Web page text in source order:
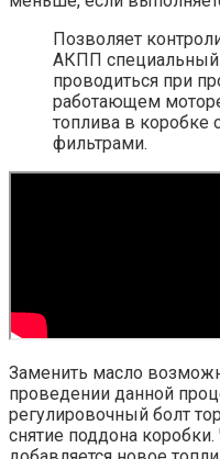
Позволяет
АКПП
проводиться при
работающем
топлива в коробке
фильтрами.
Заменить масло
проведении данной
регулировочный болт
снятие поддона